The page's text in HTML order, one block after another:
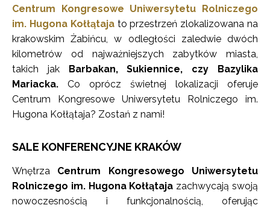
Centrum Kongresowe Uniwersytetu Rolniczego
im. Hugona Kołłątaja to przestrzeń zlokalizowana na
krakowskim Żabińcu, w odległości zaledwie dwóch
kilometrów od najważniejszych zabytków miasta,
takich jak
Barbakan, Sukiennice, czy Bazylika
Mariacka. Co oprócz świetnej lokalizacji oferuje
Centrum Kongresowe Uniwersytetu Rolniczego im.
Hugona Kołłątaja? Zostań z nami!
SALE KONFERENCYJNE KRAKÓW
Wnętrza Centrum Kongresowego Uniwersytetu
Rolniczego im. Hugona Kołłątaja zachwycają swoją
nowoczesnością i funkcjonalnością, oferując